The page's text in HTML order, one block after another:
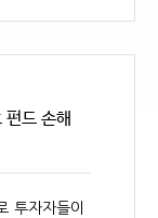
드 손해
투자자들이